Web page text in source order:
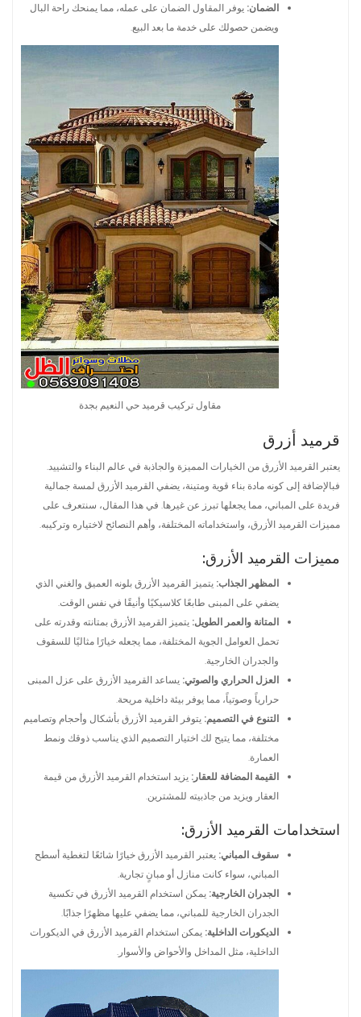
الضمان: يوفر المقاول الضمان على عمله، مما يمنحك راحة البال
ويضمن حصولك على خدمة ما بعد البيع.
مقاول تركيب قرميد حي النعيم بجدة
قرميد أزرق
يعتبر القرميد الأزرق من الخيارات المميزة والجاذبة في عالم البناء والتشييد.
فبالإضافة إلى كونه مادة بناء قوية ومتينة، يضفي القرميد الأزرق لمسة جمالية
فريدة على المباني، مما يجعلها تبرز عن غيرها. في هذا المقال، سنتعرف على
مميزات القرميد الأزرق، واستخداماته المختلفة، وأهم النصائح لاختياره وتركيبه.
مميزات القرميد الأزرق:
المظهر الجذاب: يتميز القرميد الأزرق بلونه العميق والغني الذي
يضفي على المبنى طابعًا كلاسيكيًا وأنيقًا في نفس الوقت.
المتانة والعمر الطويل: يتميز القرميد الأزرق بمتانته وقدرته على
تحمل العوامل الجوية المختلفة، مما يجعله خيارًا مثاليًا للسقوف
والجدران الخارجية.
العزل الحراري والصوتي: يساعد القرميد الأزرق على عزل المبنى
حرارياً وصوتياً، مما يوفر بيئة داخلية مريحة.
التنوع في التصميم: يتوفر القرميد الأزرق بأشكال وأحجام وتصاميم
مختلفة، مما يتيح لك اختيار التصميم الذي يناسب ذوقك ونمط
العمارة.
القيمة المضافة للعقار: يزيد استخدام القرميد الأزرق من قيمة
العقار ويزيد من جاذبيته للمشترين.
استخدامات القرميد الأزرق:
سقوف المباني: يعتبر القرميد الأزرق خيارًا شائعًا لتغطية أسطح
المباني، سواء كانت منازل أو مبانٍ تجارية.
الجدران الخارجية: يمكن استخدام القرميد الأزرق في تكسية
الجدران الخارجية للمباني، مما يضفي عليها مظهرًا جذابًا.
الديكورات الداخلية: يمكن استخدام القرميد الأزرق في الديكورات
الداخلية، مثل المداخل والأحواض والأسوار.